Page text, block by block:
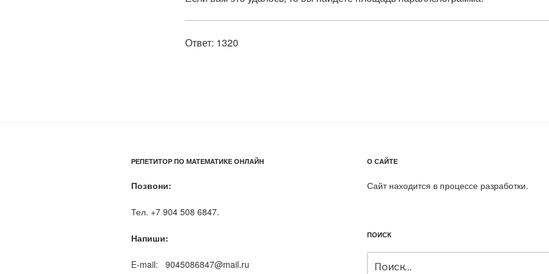
Ответ: 1320
РЕПЕТИТОР ПО МАТЕМАТИКЕ ОНЛАЙН
Позвони:
Тел. +7 904 508 6847.
Напиши:
E-mail: 9045086847@mail.ru
О САЙТЕ
Сайт находится в процессе разработки.
ПОИСК